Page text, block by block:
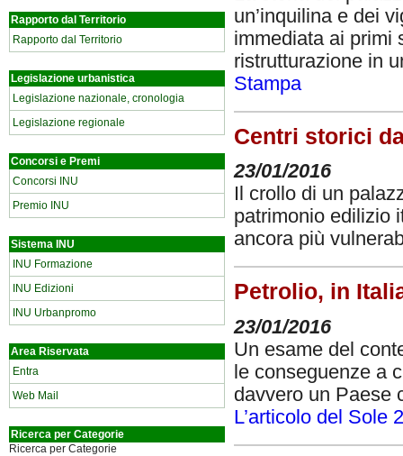
Rapporto dal Territorio
Rapporto dal Territorio
Legislazione urbanistica
Legislazione nazionale, cronologia
Legislazione regionale
Concorsi e Premi
Concorsi INU
Premio INU
Sistema INU
INU Formazione
INU Edizioni
INU Urbanpromo
Area Riservata
Entra
Web Mail
Ricerca per Categorie
Ricerca per Categorie
un’inquilina e dei
immediata ai primi
ristrutturazione in
Stampa
Centri storici
23/01/2016
Il crollo di un
patrimonio edilizio
ancora più
Petrolio, in
23/01/2016
Un esame del
le conseguenze a
davvero un Paese
L’articolo del Sole